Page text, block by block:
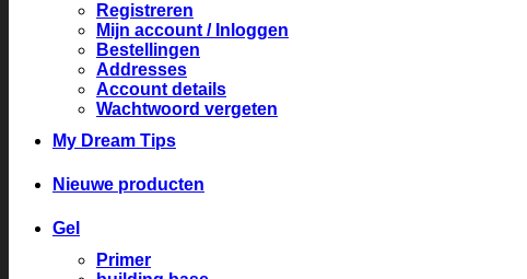
Registreren
Mijn account / Inloggen
Bestellingen
Addresses
Account details
Wachtwoord vergeten
My Dream Tips
Nieuwe producten
Gel
Primer